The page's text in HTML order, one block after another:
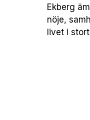
Ekberg
nöje,
livet i